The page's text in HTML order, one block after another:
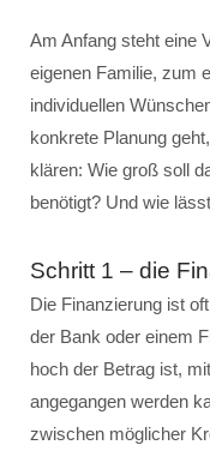
Am Anfang steht eine
eigenen Familie, zum
individuellen
konkrete Planung
klären: Wie groß soll
benötigt? Und wie
Schritt 1 – die
Die Finanzierung ist
der Bank oder einem
hoch der Betrag ist,
angegangen werden
zwischen möglicher